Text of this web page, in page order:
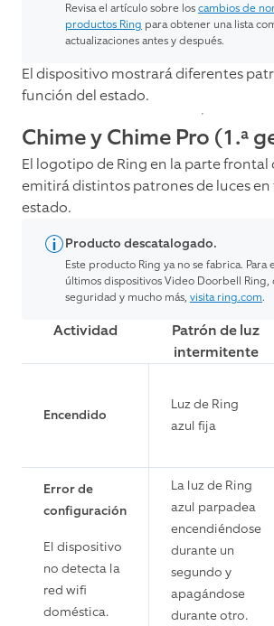
Revisa el artículo sobre loscambios de
productos Ring para obtener una lista
actualizaciones antes y después.
El dispositivo mostrará diferentes
función del estado.
Chime y Chime Pro (1.ª
El logotipo de Ring en la parte frontal
emitirá distintos patrones de luces
estado.
Producto descatalogado.
Este producto Ring ya no se fabrica. Para
últimos dispositivos Video Doorbell Ring,
seguridad y mucho más, visita ring.com.
Actividad
Patrón de luz
intermitente
Encendido
Luz de Ring
azul fija
Error de
configuración
El dispositivo
no detecta la
red wifi
doméstica.
La luz de Ring
azul parpadea
encendiéndose
durante un
segundo y
apagándose
durante otro.